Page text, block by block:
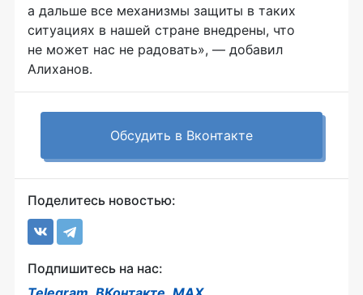
а дальше все механизмы защиты в таких
ситуациях в нашей стране внедрены, что
не может нас не радовать», — добавил
Алиханов.
Обсудить в Вконтакте
Поделитесь новостью:
Подпишитесь на нас: